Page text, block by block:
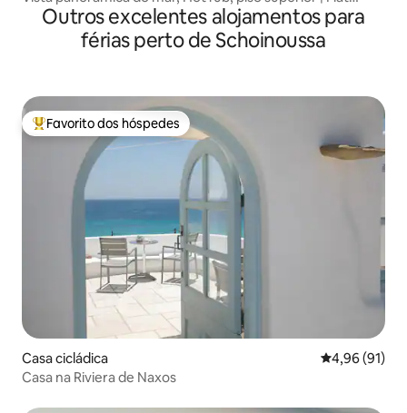
TritonOutros excelentes alojamentos para
férias perto de Schoinoussa
Favoritos dos hóspedes mais apreciados
Favorito dos hóspedes
Casa cicládica Classificação
4,96 (91)
Casa na Riviera de Naxos